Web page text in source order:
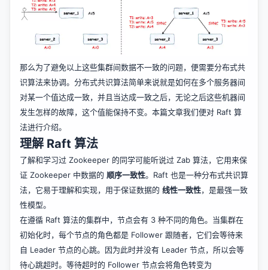
那么为了避免以上这些集群间数据不一致的问题，便需要分布式共
识算法来协调。分布式共识算法简单来说就是如何在多个服务器间
对某一个值达成一致，并且当达成一致之后，无论之后这些机器间
发生怎样的故障，这个值能保持不变。本篇文章我们便对 Raft 算
法进行介绍。
理解 Raft 算法
了解和学习过 Zookeeper 的同学可能听说过 Zab 算法，它用来保
证 Zookeeper 中数据的 顺序一致性。Raft 也是一种分布式共识算
法，它易于理解和实现，用于保证数据的 线性一致性，是最强一致
性模型。
在遵循 Raft 算法的集群中，节点会有 3 种不同的角色。当集群在
初始化时，每个节点的角色都是 Follower 跟随者，它们会等待来
自 Leader 节点的心跳。因为此时并没有 Leader 节点，所以会等
待心跳超时。等待超时的 Follower 节点会将角色转变为